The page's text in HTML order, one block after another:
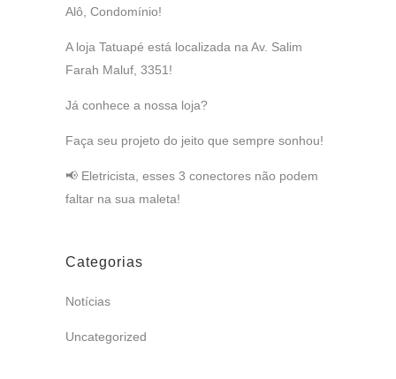
Alô, Condomínio!
A loja Tatuapé está localizada na Av. Salim
Farah Maluf, 3351!
Já conhece a nossa loja?
Faça seu projeto do jeito que sempre sonhou!
📢 Eletricista, esses 3 conectores não podem
faltar na sua maleta!
Categorias
Notícias
Uncategorized